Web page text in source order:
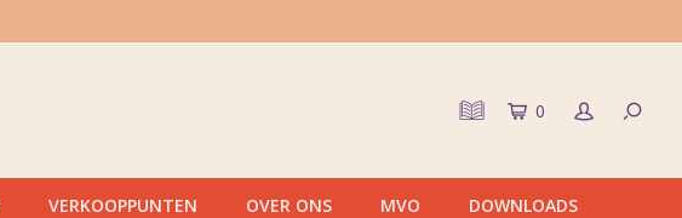
0
VERKOOPPUNTEN OVER ONS MVO DOWNLOADS